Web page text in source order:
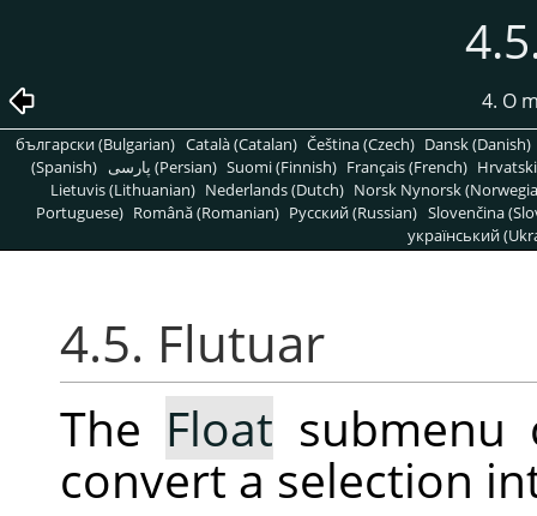
4. O
български (Bulgarian) Català (Catalan) Čeština (Czech) Dansk (Danish)
(Spanish)
پارسی (Persian) Suomi (Finnish) Français (French)
Lietuvis (Lithuanian) Nederlands (Dutch) Norsk Nynorsk
Portuguese) Română (Romanian) Pусский (Russian) Slovenčina
український
4.5. Flutuar
The Float submenu
convert a selection